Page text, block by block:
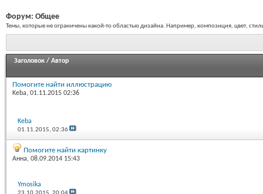
Форум: Общее
Темы, которые не ограничены какой-то областью дизайна. Например, композиция, цвет,
Заголовок / Автор
Помогите найти иллюстрацию
Keba, 01.11.2015 02:36
Keba
01.11.2015,02:36
Помогите найти картинку
Анна, 08.09.2014 15:43
Ymosika